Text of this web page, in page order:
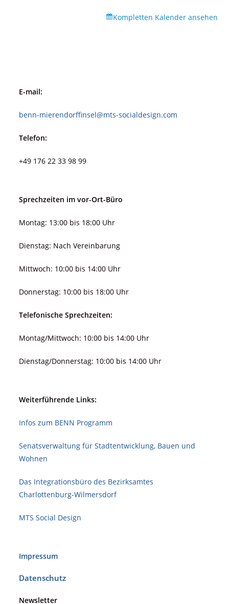
Kompletten Kalender ansehen
E-mail:
benn-mierendorffinsel@mts-socialdesign.com
Telefon:
+49 176 22 33 98 99
Sprechzeiten im vor-Ort-Büro
Montag: 13:00 bis 18:00 Uhr
Dienstag: Nach Vereinbarung
Mittwoch: 10:00 bis 14:00 Uhr
Donnerstag: 10:00 bis 18:00 Uhr
Telefonische Sprechzeiten:
Montag/Mittwoch: 10:00 bis 14:00 Uhr
Dienstag/Donnerstag: 10:00 bis 14:00 Uhr
Weiterführende Links:
Infos zum BENN Programm
Senatsverwaltung für Stadt­ent­wicklung, Bauen und
Wohnen
Das Integrationsbüro des Bezirksamtes
Charlottenburg-Wilmersdorf
MTS Social Design
Impressum
Datenschutz
Newsletter